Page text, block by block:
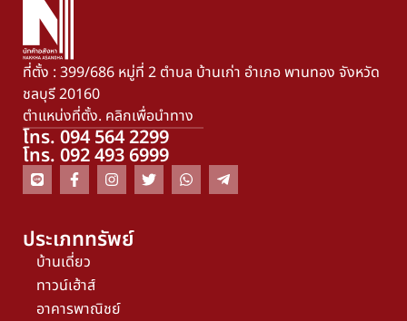
ที่ตั้ง : 399/686 หมู่ที่ 2 ตำบล บ้านเก่า อำเภอ พานทอง จังหวัด
ชลบุรี 20160
ตำแหน่งที่ตั้ง. คลิกเพื่อนำทาง
โทร. 094 564 2299
โทร. 092 493 6999
ประเภททรัพย์
บ้านเดี่ยว
ทาวน์เฮ้าส์
อาคารพาณิชย์